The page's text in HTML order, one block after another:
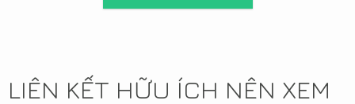
LIÊN KẾT HỮU ÍCH NÊN XEM